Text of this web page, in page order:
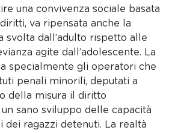
una convivenza sociale basata
va ripensata anche la
svolta dall’adulto rispetto alle
agite dall’adolescente. La
specialmente gli operatori che
penali minorili, deputati a
della misura il diritto
un sano sviluppo delle capacità
dei ragazzi detenuti. La realtà